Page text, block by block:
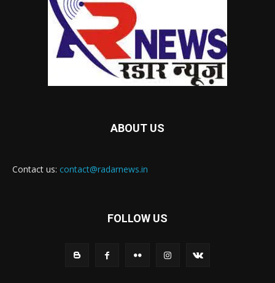
ABOUT US
Contact us: contact@radarnews.in
FOLLOW US